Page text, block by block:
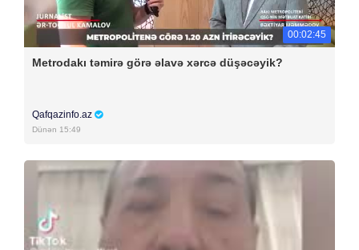
00:02:45
Metrodakı təmirə görə əlavə xərcə düşəcəyik?
Qafqazinfo.az
Dünən 15:49